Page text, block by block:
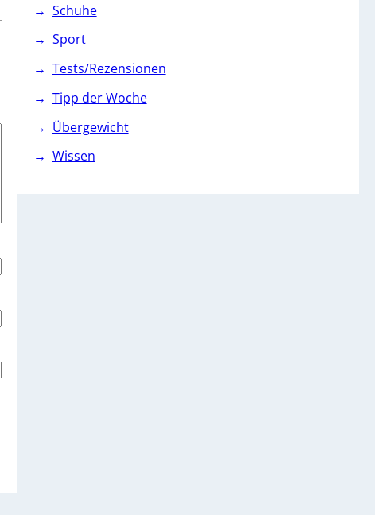
Schuhe
Sport
Tests/Rezensionen
Tipp der Woche
Übergewicht
Wissen